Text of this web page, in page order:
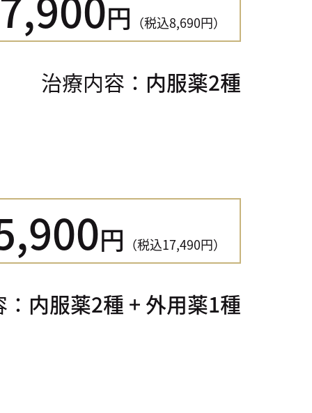
円 （税込8,690円）
治療内容： 内服薬2種
円 （税込17,490円）
内服薬2種 + 外用薬1種